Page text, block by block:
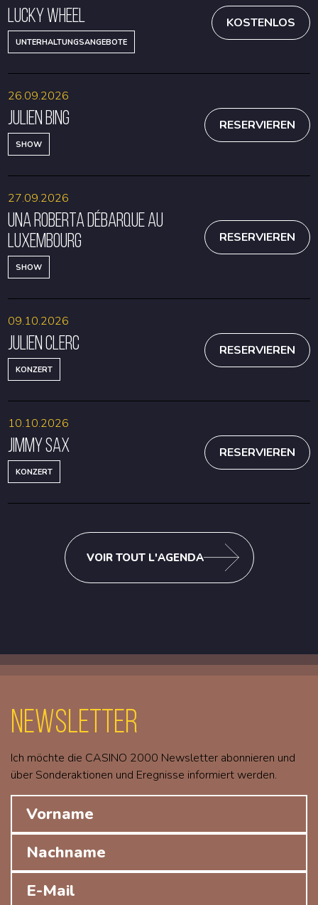
Lucky Wheel
UNTERHALTUNGSANGEBOTE
KOSTENLOS
Julien Bing
SHOW
26.09.2026
RESERVIEREN
Una Roberta débarque au
Luxembourg
SHOW
27.09.2026
RESERVIEREN
Julien Clerc
KONZERT
09.10.2026
RESERVIEREN
Jimmy Sax
KONZERT
10.10.2026
RESERVIEREN
VOIR TOUT L'AGENDA
Newsletter
Ich möchte die CASINO 2000 Newsletter abonnieren und
über Sonderaktionen und Eregnisse informiert werden.